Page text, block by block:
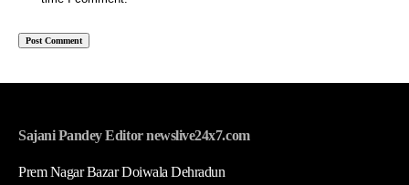
Sajani Pandey Editor newslive24x7.com
Prem Nagar Bazar Doiwala Dehradun